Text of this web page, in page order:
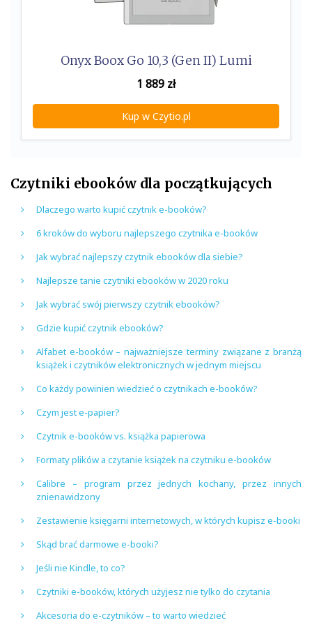
Onyx Boox Go 10,3 (Gen II) Lumi
1 889 zł
Kup w Czytio.pl
Czytniki ebooków dla początkujących
Dlaczego warto kupić czytnik e-booków?
6 kroków do wyboru najlepszego czytnika e-booków
Jak wybrać najlepszy czytnik ebooków dla siebie?
Najlepsze tanie czytniki ebooków w 2020 roku
Jak wybrać swój pierwszy czytnik ebooków?
Gdzie kupić czytnik ebooków?
Alfabet e-booków – najważniejsze terminy związane z branżą
książek i czytników elektronicznych w jednym miejscu
Co każdy powinien wiedzieć o czytnikach e-booków?
Czym jest e-papier?
Czytnik e-booków vs. książka papierowa
Formaty plików a czytanie książek na czytniku e-booków
Calibre – program przez jednych kochany, przez innych
znienawidzony
Zestawienie księgarni internetowych, w których kupisz e-booki
Skąd brać darmowe e-booki?
Jeśli nie Kindle, to co?
Czytniki e-booków, których użyjesz nie tylko do czytania
Akcesoria do e-czytników – to warto wiedzieć